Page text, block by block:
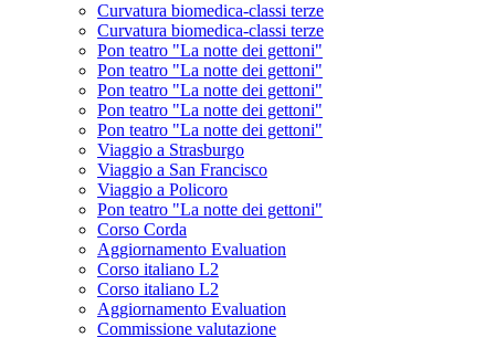
Curvatura biomedica-classi terze
Curvatura biomedica-classi terze
Pon teatro "La notte dei gettoni"
Pon teatro "La notte dei gettoni"
Pon teatro "La notte dei gettoni"
Pon teatro "La notte dei gettoni"
Pon teatro "La notte dei gettoni"
Viaggio a Strasburgo
Viaggio a San Francisco
Viaggio a Policoro
Pon teatro "La notte dei gettoni"
Corso Corda
Aggiornamento Evaluation
Corso italiano L2
Corso italiano L2
Aggiornamento Evaluation
Commissione valutazione